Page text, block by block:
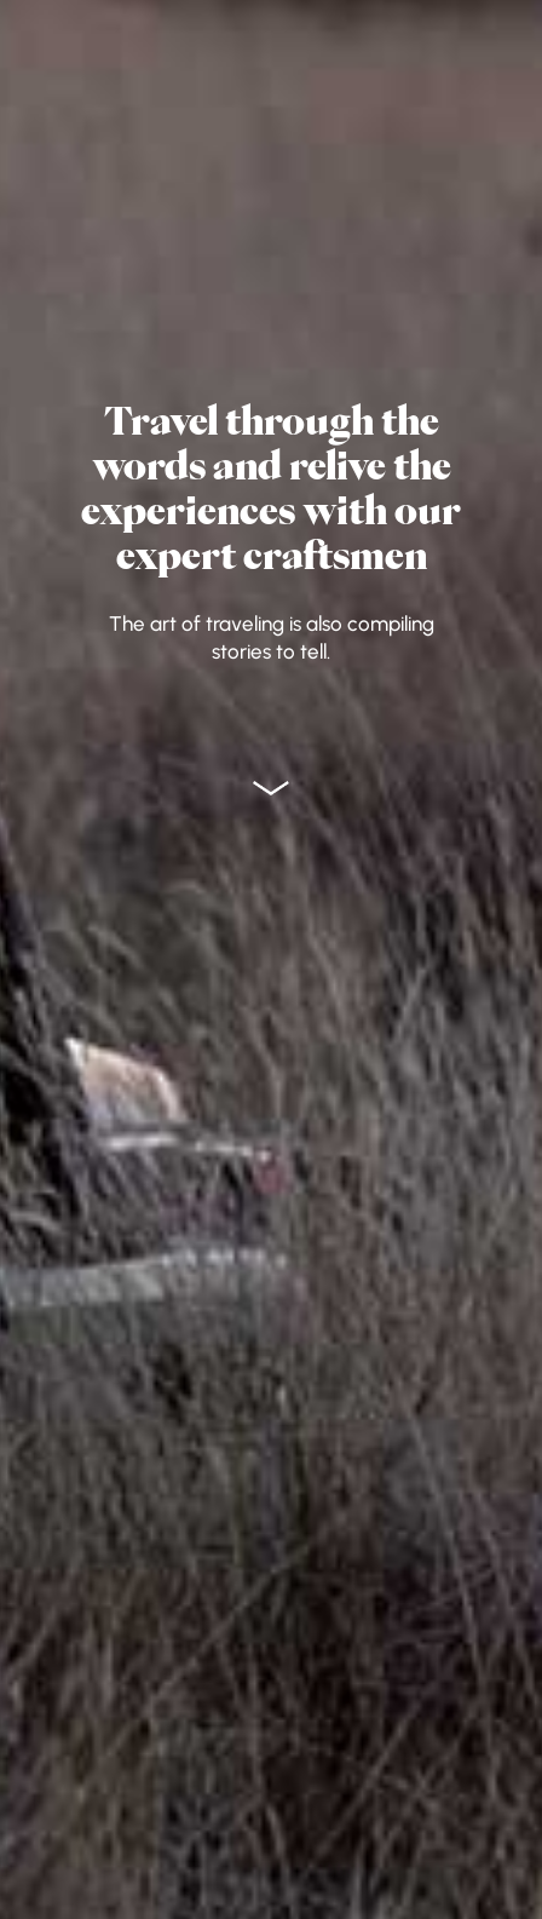
Travel through the
words and relive the
experiences with our
expert craftsmen
The art of traveling is also compiling
stories to tell.